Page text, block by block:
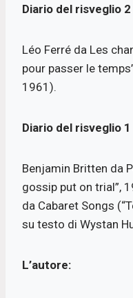
Diario del risveglio 2
Léo Ferré da Les
pour passer le
1961).
Diario del risveglio 1
Benjamin Britten da
gossip put on trial”,
da Cabaret Songs
su testo di Wystan
L’autore: